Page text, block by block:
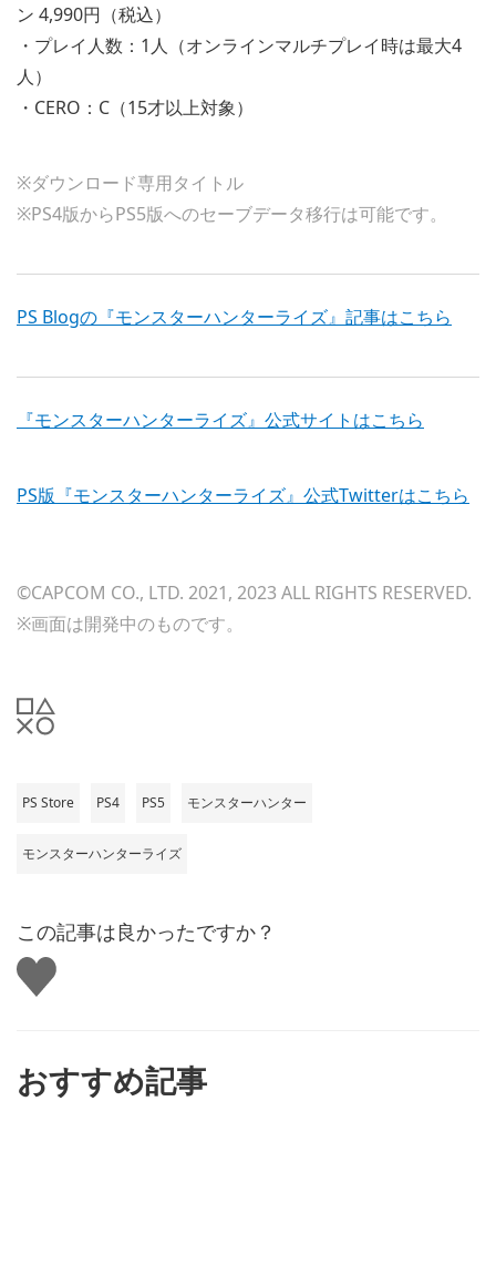
ン 4,990円（税込）
・プレイ人数：1人（オンラインマルチプレイ時は最大4
人）
・CERO：C（15才以上対象）
※ダウンロード専用タイトル
※PS4版からPS5版へのセーブデータ移行は可能です。
PS Blogの『モンスターハンターライズ』記事はこちら
『モンスターハンターライズ』公式サイトはこちら
PS版『モンスターハンターライズ』公式Twitterはこちら
©CAPCOM CO., LTD. 2021, 2023 ALL RIGHTS RESERVED.
※画面は開発中のものです。
PS Store PS4 PS5 モンスターハンター
モンスターハンターライズ
この記事は良かったですか？
い
い
おすすめ記事